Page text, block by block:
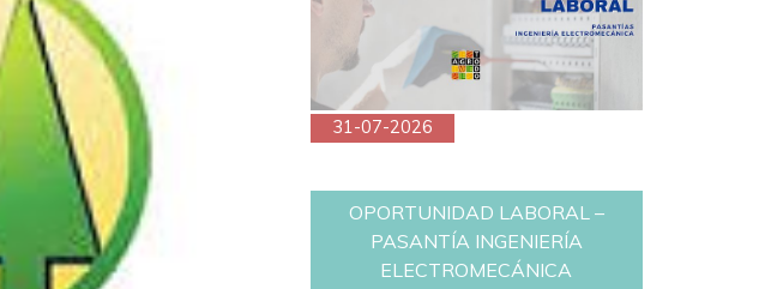
31-07-2026
OPORTUNIDAD LABORAL –
PASANTÍA INGENIERÍA
ELECTROMECÁNICA